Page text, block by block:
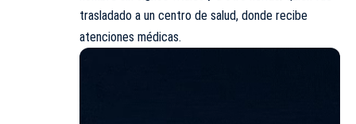
trasladado a un centro de salud, donde recibe
atenciones médicas.